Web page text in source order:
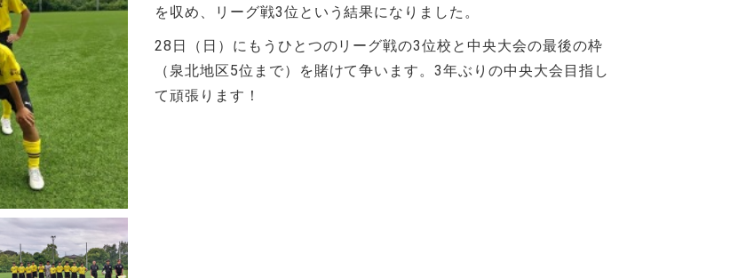
を収め、リーグ戦3位という結果になりました。
28日（日）にもうひとつのリーグ戦の3位校と中央大会の最後の枠
（泉北地区5位まで）を賭けて争います。3年ぶりの中央大会目指し
て頑張ります！